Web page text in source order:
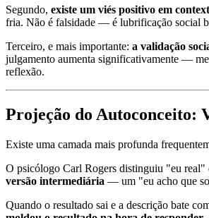
Segundo, existe um viés positivo em
fria. Não é falsidade — é lubrificação social
Terceiro, e mais importante: a validação
julgamento aumenta significativamente —
reflexão.
Projeção do Autoconceito:
Existe uma camada mais profunda
O psicólogo Carl Rogers distinguiu "eu real"
versão intermediária — um "eu acho que
Quando o resultado sai e a descrição bate